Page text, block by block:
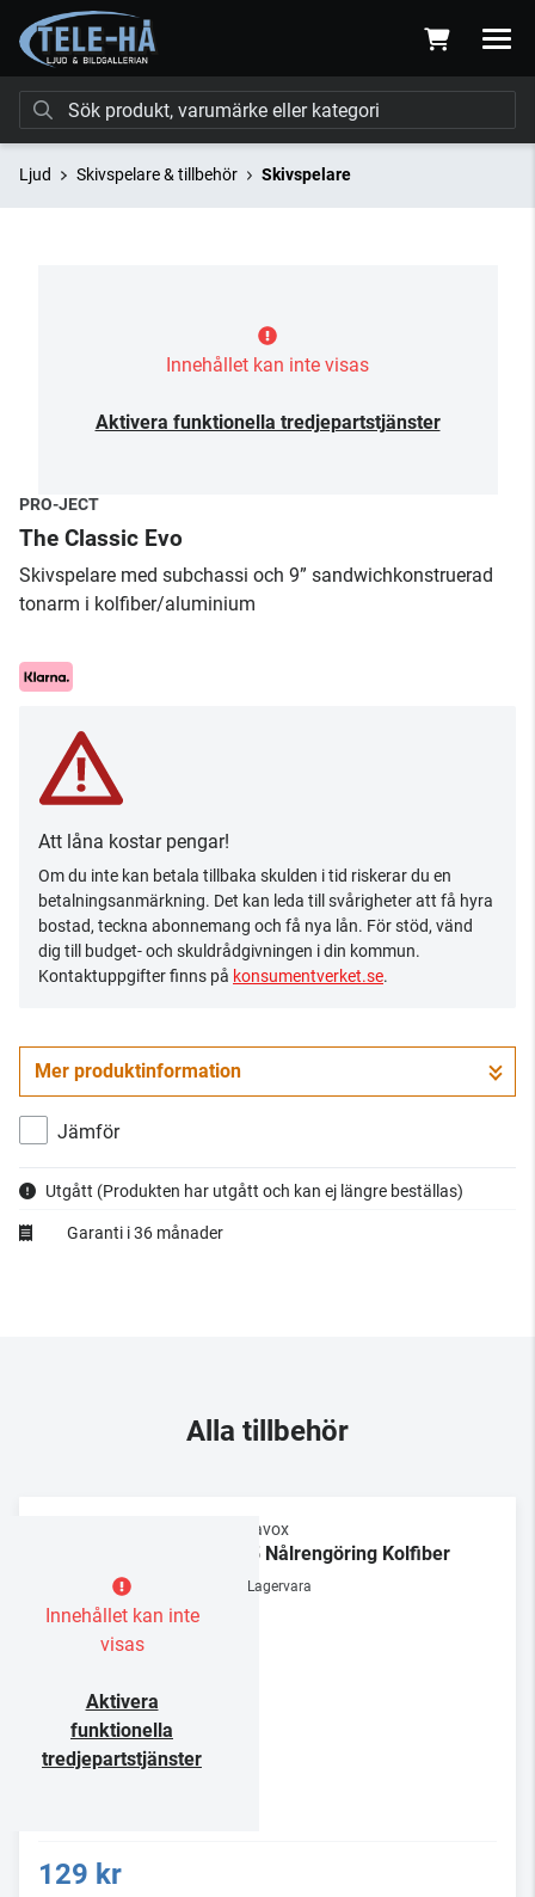
Ljud Skivspelare & tillbehör Skivspelare
Innehållet kan inte visas
Aktivera funktionella tredjepartstjänster
PRO-JECT
The Classic Evo
​Skivspelare med subchassi och 9” sandwichkonstruerad
tonarm i kolfiber/aluminium
Att låna kostar pengar!
Om du inte kan betala tillbaka skulden i tid riskerar du en
betalningsanmärkning. Det kan leda till svårigheter att få hyra
bostad, teckna abonnemang och få nya lån. För stöd, vänd
dig till budget- och skuldrådgivningen i din kommun.
Kontaktuppgifter finns på konsumentverket.se.
Mer produktinformation
Jämför
Utgått (Produkten har utgått och kan ej längre beställas)
Garanti i 36 månader
Alla tillbehör
Innehållet kan inte
visas
Aktivera
funktionella
tredjepartstjänster
Dynavox
NC5 Nålrengöring Kolfiber
Lagervara
129 kr